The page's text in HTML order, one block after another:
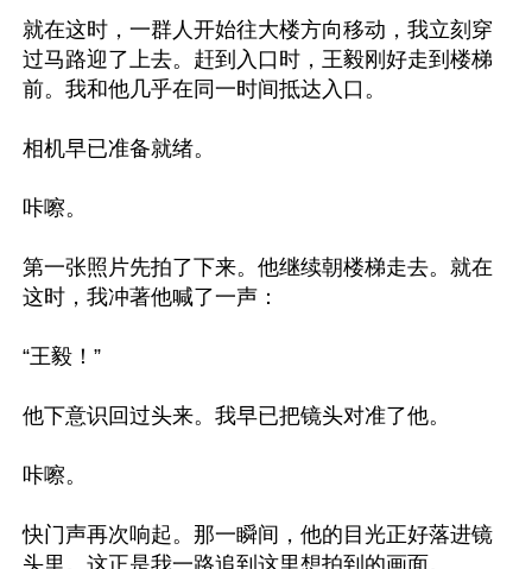
就在这时，一群人开始往大楼方向移动，我立刻穿
过马路迎了上去。赶到入口时，王毅刚好走到楼梯
前。我和他几乎在同一时间抵达入口。
相机早已准备就绪。
咔嚓。
第一张照片先拍了下来。他继续朝楼梯走去。就在
这时，我冲著他喊了一声：
“王毅！”
他下意识回过头来。我早已把镜头对准了他。
咔嚓。
快门声再次响起。那一瞬间，他的目光正好落进镜